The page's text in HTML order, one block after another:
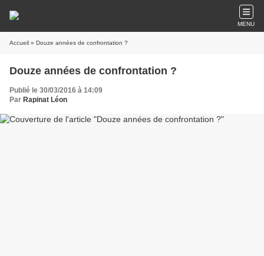
MENU
Accueil » Douze années de confrontation ?
Douze années de confrontation ?
Publié le 30/03/2016 à 14:09
Par Rapinat Léon